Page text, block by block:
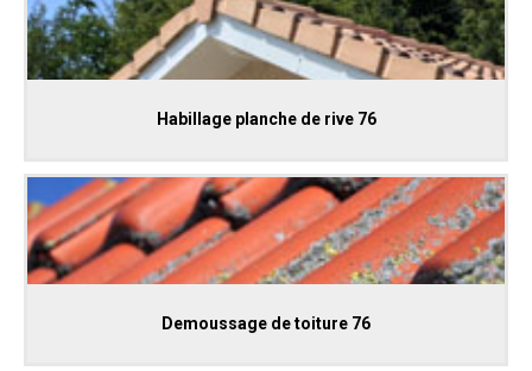
Habillage planche de rive 76
Demoussage de toiture 76